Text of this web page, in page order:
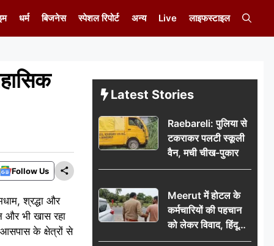
धर्म बिजनेस स्पेशल रिपोर्ट अन्य Live लाइफस्टाइल
Follow Us
श्रद्धा और
और भी खास रहा
आसपास के क्षेत्रों से
Latest Stories
Raebareli: पुलिया से
टकराकर पलटी स्कूली
वैन, मची चीख-पुकार
Meerut में होटल के
कर्मचारियों की पहचान
को लेकर विवाद, हिंदू
सुरक्षा संगठन ने उठाए